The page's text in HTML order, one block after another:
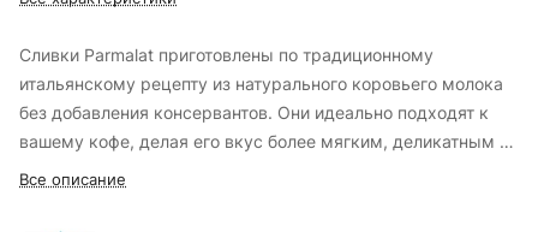
Сливки Parmalat приготовлены по традиционному
итальянскому рецепту из натурального коровьего молока
без добавления консервантов. Они идеально подходят к
вашему кофе, делая его вкус более мягким, деликатным и
сливочным.
Все описание